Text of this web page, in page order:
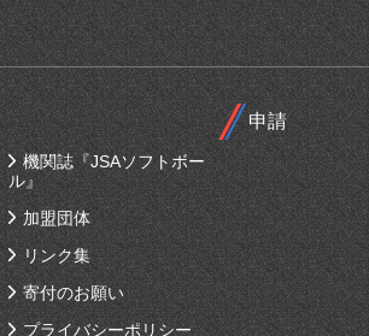
機関誌『JSAソフトボー
ル』
加盟団体
リンク集
寄付のお願い
プライバシーポリシー
申請